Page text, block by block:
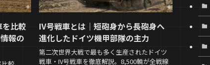
比較
報の
IV号戦車とは｜短砲身から長砲身へ
進化したドイツ機甲部隊の主力
第二次世界大戦で最も多く生産されたドイツ
戦車・IV号戦車を徹底解説。8,500輌が全戦線